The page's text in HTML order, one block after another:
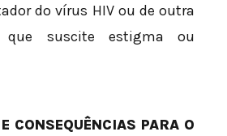
do vírus HIV ou de outra
que suscite estigma ou
CONSEQUÊNCIAS PARA O